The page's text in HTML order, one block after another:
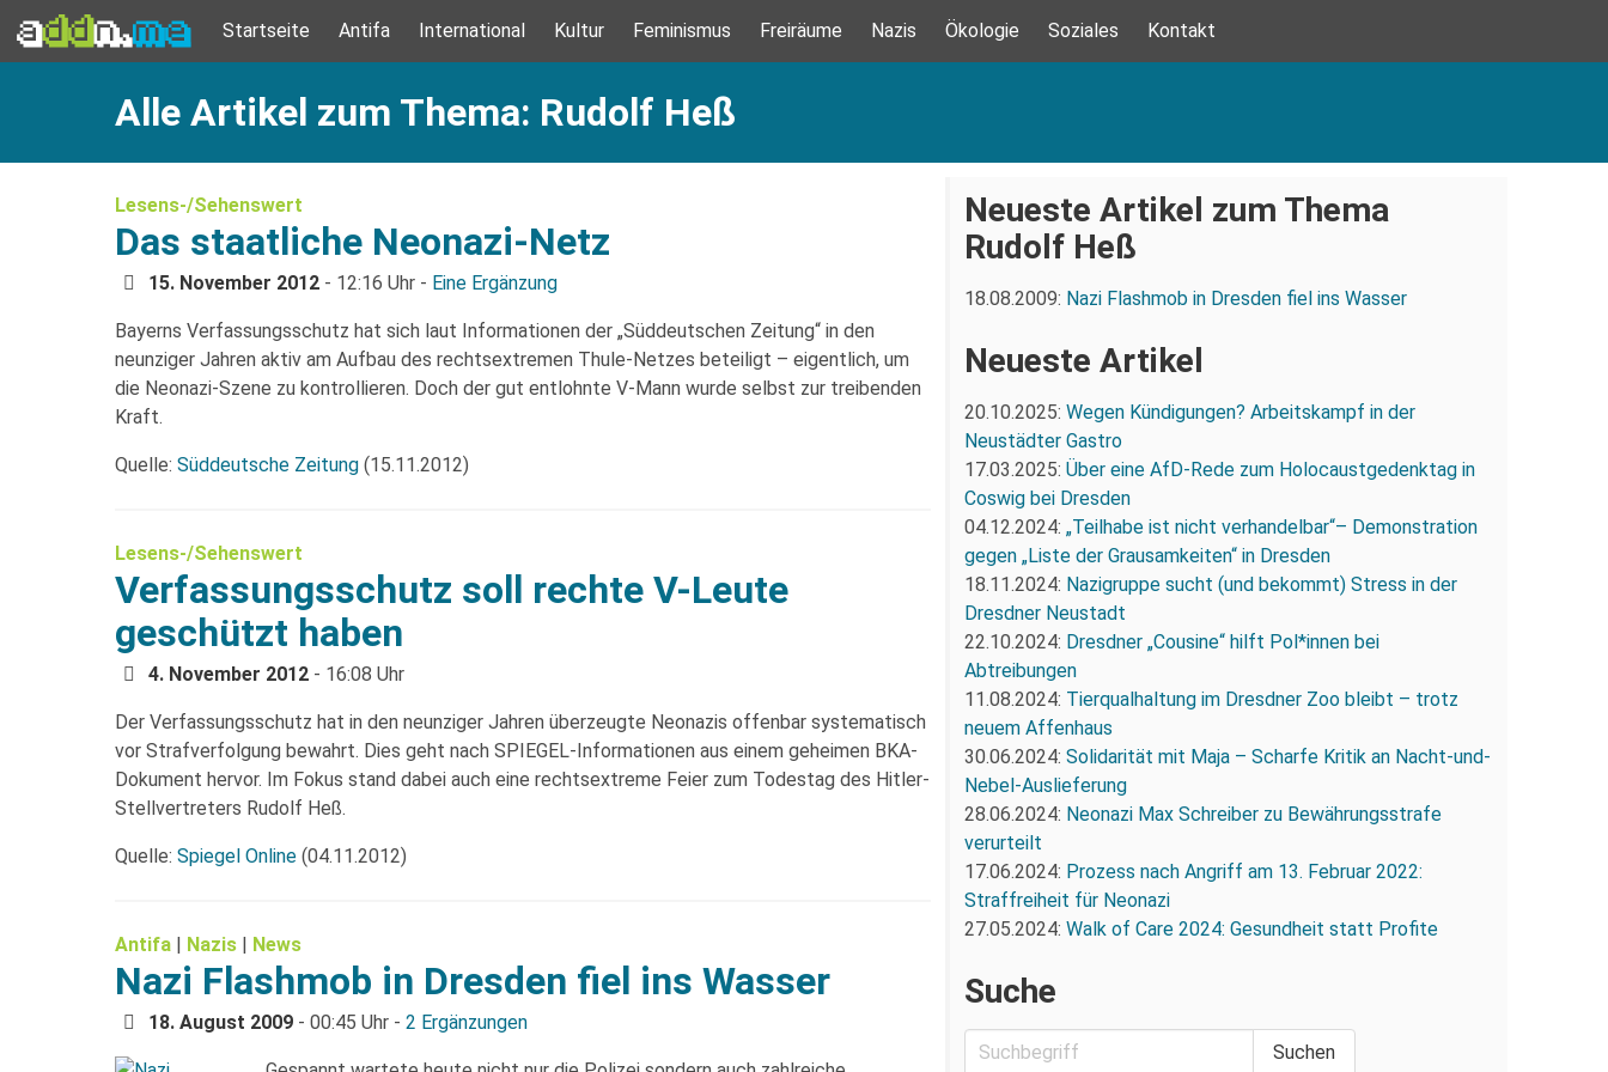
Startseite Antifa International Kultur Feminismus Freiräume Nazis Ökologie Soziales Kontakt
Alle Artikel zum Thema: Rudolf Heß
Lesens-/Sehenswert
Das staatliche Neonazi-Netz
15. November 2012 - 12:16 Uhr - Eine Ergänzung
Bayerns Verfassungsschutz hat sich laut Informationen der „Süddeutschen Zeitung“ in den
neunziger Jahren aktiv am Aufbau des rechtsextremen Thule-Netzes beteiligt – eigentlich, um
die Neonazi-Szene zu kontrollieren. Doch der gut entlohnte V-Mann wurde selbst zur treibenden
Kraft.
Quelle: Süddeutsche Zeitung (15.11.2012)
Lesens-/Sehenswert
Verfassungsschutz soll rechte V-Leute
geschützt haben
4. November 2012 - 16:08 Uhr
Der Verfassungsschutz hat in den neunziger Jahren überzeugte Neonazis offenbar systematisch
vor Strafverfolgung bewahrt. Dies geht nach SPIEGEL-Informationen aus einem geheimen BKA-
Dokument hervor. Im Fokus stand dabei auch eine rechtsextreme Feier zum Todestag des Hitler-
Stellvertreters Rudolf Heß.
Quelle: Spiegel Online (04.11.2012)
Antifa | Nazis | News
Nazi Flashmob in Dresden fiel ins Wasser
18. August 2009 - 00:45 Uhr - 2 Ergänzungen
Neueste Artikel zum Thema
Rudolf Heß
18.08.2009: Nazi Flashmob in Dresden fiel ins Wasser
Neueste Artikel
20.10.2025: Wegen Kündigungen? Arbeitskampf in der
Neustädter Gastro
17.03.2025: Über eine AfD-Rede zum Holocaustgedenktag in
Coswig bei Dresden
04.12.2024: „Teilhabe ist nicht verhandelbar“– Demonstration
gegen „Liste der Grausamkeiten“ in Dresden
18.11.2024: Nazigruppe sucht (und bekommt) Stress in der
Dresdner Neustadt
22.10.2024: Dresdner „Cousine“ hilft Pol*innen bei
Abtreibungen
11.08.2024: Tierqualhaltung im Dresdner Zoo bleibt – trotz
neuem Affenhaus
30.06.2024: Solidarität mit Maja – Scharfe Kritik an Nacht-und-
Nebel-Auslieferung
28.06.2024: Neonazi Max Schreiber zu Bewährungsstrafe
verurteilt
17.06.2024: Prozess nach Angriff am 13. Februar 2022:
Straffreiheit für Neonazi
27.05.2024: Walk of Care 2024: Gesundheit statt Profite
Suche